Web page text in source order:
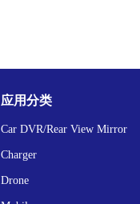
应用分类
Car DVR/Rear View Mirror
Charger
Drone